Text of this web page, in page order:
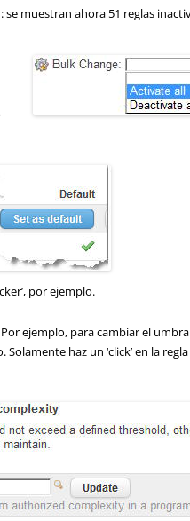
: se muestran ahora 51 reglas
por ejemplo.
ejemplo, para cambiar el
haz un ‘click’ en la